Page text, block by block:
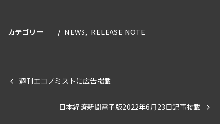
カテゴリー NEWS RELEASE NOTE
週刊エコノミストに広告掲載
日本経済新聞電子版2022年6月23日記事掲載